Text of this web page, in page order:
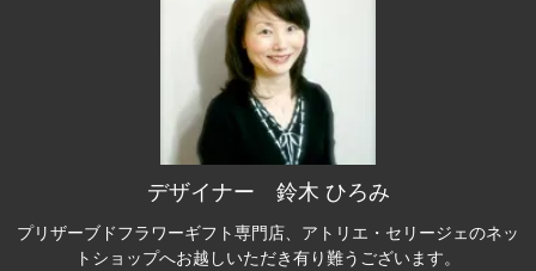
デザイナー 鈴木 ひろみ
プリザーブドフラワーギフト専門店、アトリエ・セリージェのネッ
トショップへお越しいただき有り難うございます。